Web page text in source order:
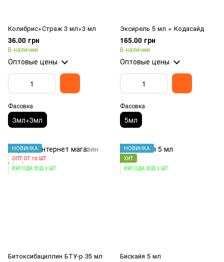
Колибрис+Страж 3 мл+3 мл
36.00 грн
В наличии
Оптовые цены
Фасовка
3мл+3мл
Эксирель 5 мл + Кодасайд
165.00 грн
В наличии
Оптовые цены
Фасовка
5мл
НОВИНКА
ОПТ ОТ 10 ШТ
ВИГОДА ВІД 3 ШТ
Битоксибациллин БТУ-р 35 мл
НОВИНКА
ХИТ
ВИГОДА ВІД 3 ШТ
Бискайя 5 мл